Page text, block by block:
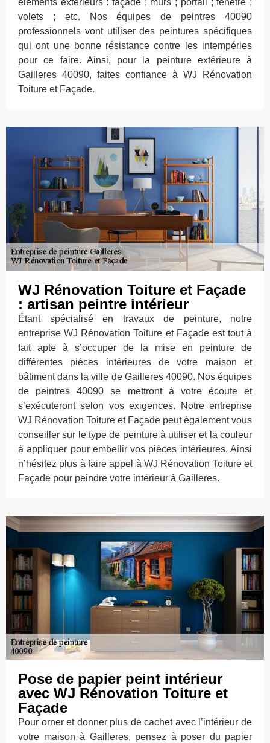
éléments extérieurs : façade ; murs ; portail ; fenêtre ;
volets ; etc. Nos équipes de peintres 40090
professionnels vont utiliser des peintures spécifiques
qui ont une bonne résistance contre les intempéries
pour ce faire. Ainsi, pour la peinture extérieure à
Gailleres 40090, faites confiance à WJ Rénovation
Toiture et Façade.
WJ Rénovation Toiture et Façade
: artisan peintre intérieur
Étant spécialisé en travaux de peinture, notre
entreprise WJ Rénovation Toiture et Façade est tout à
fait apte à s’occuper de la mise en peinture de
différentes pièces intérieures de votre maison et
bâtiment dans la ville de Gailleres 40090. Nos équipes
de peintres 40090 se mettront à votre écoute et
s’exécuteront selon vos exigences. Notre entreprise
WJ Rénovation Toiture et Façade peut également vous
conseiller sur le type de peinture à utiliser et la couleur
à appliquer pour embellir vos pièces intérieures. Ainsi
n’hésitez plus à faire appel à WJ Rénovation Toiture et
Façade pour peindre votre intérieur à Gailleres.
Pose de papier peint intérieur
avec WJ Rénovation Toiture et
Façade
Pour orner et donner plus de cachet avec l’intérieur de
votre maison à Gailleres, pensez à poser du papier